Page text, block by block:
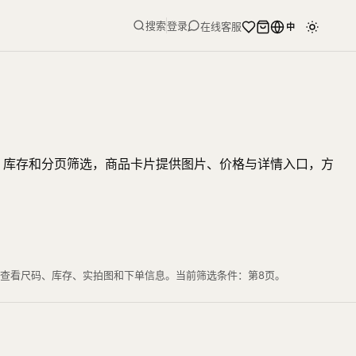
搜索登录 在线客服 中
存和分页筛选，商品卡片提供图片、价格与详情入口，方
尺码、库存、实拍图和下单信息。当前筛选条件：第8页。